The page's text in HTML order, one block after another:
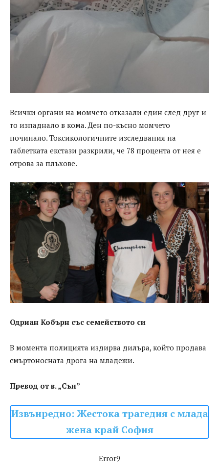
Всички органи на момчето отказали един след друг и
то изпаднало в кома. Ден по-късно момчето
починало. Токсикологичните изследвания на
таблетката екстази разкрили, че 78 процента от нея е
отрова за плъхове.
Одриан Кобърн със семейството си
В момента полицията издирва дилъра, който продава
смъртоносната дрога на младежи.
Превод от в. „Сън”
Извънредно: Жестока трагедия с млада
жена край София
Error9